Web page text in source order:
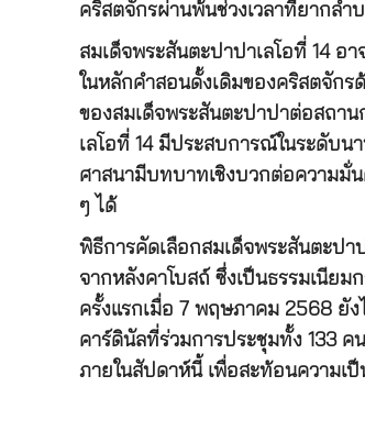
คริสตจักรผ่านพ้นช่วงเวลาที่ยากลำ
สมเด็จพระสันตะปาปาเลโอที่ 14 อ
ในหลักคำสอนดั้งเดิมของคริสตจัก
ของสมเด็จพระสันตะปาปาต่อสถา
เลโอที่ 14 มีประสบการณ์ในระดับ
ศาสนามีบทบาทเชิงบวกต่อความมั่
ๆ ได้
พิธีการคัดเลือกสมเด็จพระสันตะป
จากหลังคาโบสถ์ ซึ่งเป็นธรรมเนีย
ครั้งแรกเมื่อ 7 พฤษภาคม 2568 ยั
คาร์ดินัลที่ร่วมการประชุมทั้ง 133 ค
ภายในสัปดาห์นี้ เพื่อสะท้อนความเ